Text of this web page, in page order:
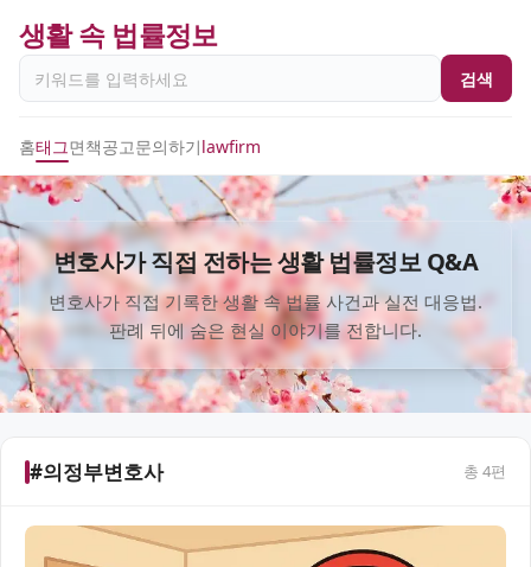
생활 속 법률정보
검색
홈태그면책공고문의하기lawfirm
변호사가 직접 전하는 생활 법률정보 Q&A
변호사가 직접 기록한 생활 속 법률 사건과 실전 대응법.
판례 뒤에 숨은 현실 이야기를 전합니다.
#의정부변호사 총 4편